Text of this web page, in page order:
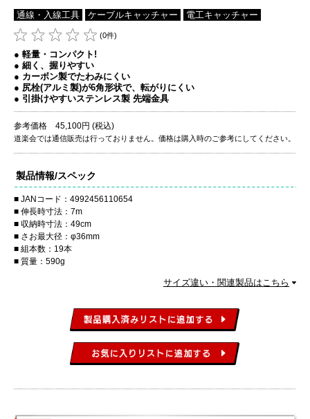
通線・入線工具 ケーブルキャッチャー 電工キャッチャー
(0件)
● 軽量・コンパクト!
● 細く、握りやすい
● カーボン製でたわみにくい
● 尻栓(アルミ製)が6角形状で、転がりにくい
● 引掛けやすいステンレス製 先端金具
参考価格 45,100円 (税込)
道楽会では通信販売は行っておりません。価格は購入時のご参考にしてください。
製品情報/スペック
JANコード：4992456110654
伸長時寸法：7m
収納時寸法：49cm
さお最大径：φ36mm
組本数：19本
質量：590g
サイズ違い・関連製品はこちら